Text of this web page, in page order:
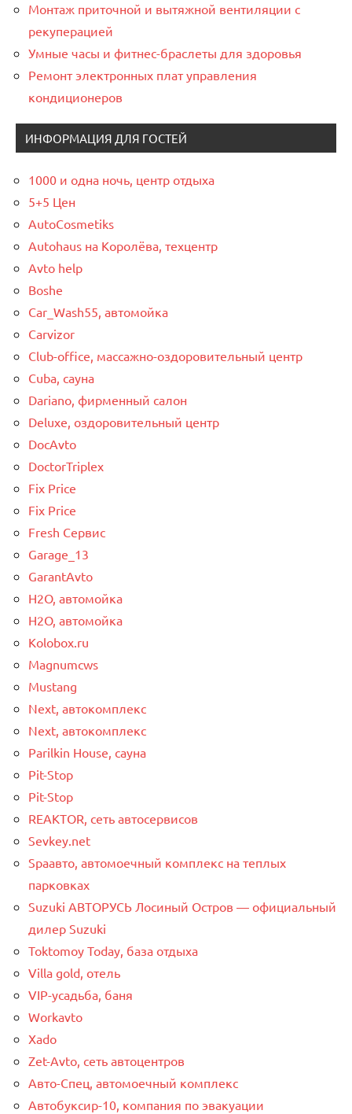
Монтаж приточной и вытяжной вентиляции с
рекуперацией
Умные часы и фитнес-браслеты для здоровья
Ремонт электронных плат управления
кондиционеров
ИНФОРМАЦИЯ ДЛЯ ГОСТЕЙ
1000 и одна ночь, центр отдыха
5+5 Цен
AutoCosmetiks
Autohaus на Королёва, техцентр
Avto help
Boshe
Car_Wash55, автомойка
Carvizor
Club-office, массажно-оздоровительный центр
Cuba, сауна
Dariano, фирменный салон
Deluxe, оздоровительный центр
DocAvto
DoctorTriplex
Fix Price
Fix Price
Fresh Сервис
Garage_13
GarantAvto
H2O, автомойка
H2O, автомойка
Kolobox.ru
Magnumcws
Mustang
Next, автокомплекс
Next, автокомплекс
Parilkin House, сауна
Pit-Stop
Pit-Stop
REAKTOR, сеть автосервисов
Sevkey.net
Spaавто, автомоечный комплекс на теплых
парковках
Suzuki АВТОРУСЬ Лосиный Остров — официальный
дилер Suzuki
Toktomoy Today, база отдыха
Villa gold, отель
VIP-усадьба, баня
Workavto
Xado
Zet-Avto, сеть автоцентров
Авто-Спец, автомоечный комплекс
Автобуксир-10, компания по эвакуации